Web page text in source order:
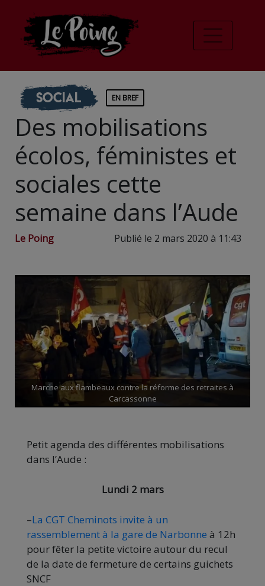
Social EN BREF
Des mobilisations
écolos, féministes et
sociales cette
semaine dans l’Aude
Le Poing Publié le 2 mars 2020 à 11:43
Marche aux flambeaux contre la réforme des retraites à
Carcassonne
Petit agenda des différentes mobilisations
dans l’Aude :
Lundi 2 mars
–La CGT Cheminots invite à un
rassemblement à la gare de Narbonne à 12h
pour fêter la petite victoire autour du recul
de la date de fermeture de certains guichets
SNCF